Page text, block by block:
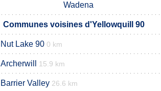
Wadena
Communes voisines d'Yellowquill 90
Nut Lake 90 0 km
Archerwill 15.9 km
Barrier Valley 26.6 km